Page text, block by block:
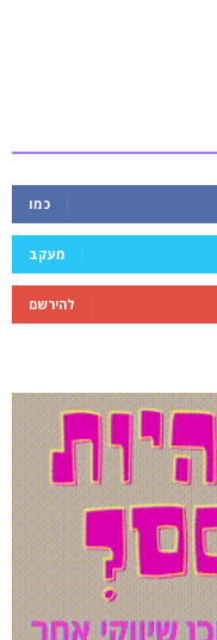
כמו
מעקב
להירשם